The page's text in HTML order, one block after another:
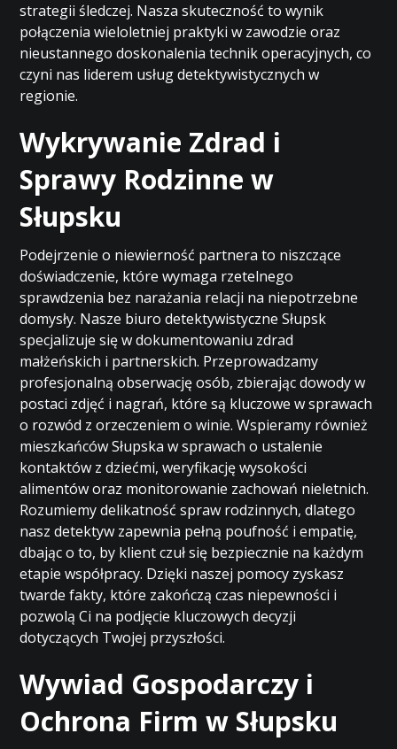
strategii śledczej. Nasza skuteczność to wynik
połączenia wieloletniej praktyki w zawodzie oraz
nieustannego doskonalenia technik operacyjnych, co
czyni nas liderem usług detektywistycznych w
regionie.
Wykrywanie Zdrad i
Sprawy Rodzinne w
Słupsku
Podejrzenie o niewierność partnera to niszczące
doświadczenie, które wymaga rzetelnego
sprawdzenia bez narażania relacji na niepotrzebne
domysły. Nasze biuro detektywistyczne Słupsk
specjalizuje się w dokumentowaniu zdrad
małżeńskich i partnerskich. Przeprowadzamy
profesjonalną obserwację osób, zbierając dowody w
postaci zdjęć i nagrań, które są kluczowe w sprawach
o rozwód z orzeczeniem o winie. Wspieramy również
mieszkańców Słupska w sprawach o ustalenie
kontaktów z dziećmi, weryfikację wysokości
alimentów oraz monitorowanie zachowań nieletnich.
Rozumiemy delikatność spraw rodzinnych, dlatego
nasz detektyw zapewnia pełną poufność i empatię,
dbając o to, by klient czuł się bezpiecznie na każdym
etapie współpracy. Dzięki naszej pomocy zyskasz
twarde fakty, które zakończą czas niepewności i
pozwolą Ci na podjęcie kluczowych decyzji
dotyczących Twojej przyszłości.
Wywiad Gospodarczy i
Ochrona Firm w Słupsku